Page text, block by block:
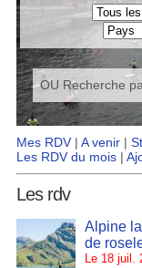
OU Recherche
Mes RDV| A venir|
Les RDV du mois|
Les rdv
Alpine
de
Le 18 juil.